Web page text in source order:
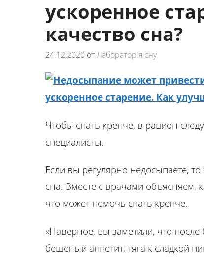
ускоренное
качество сна?
24.12.2020 отЛабораторія сну
Чтобы спать крепче, в рацион
специалисты.
Если вы регулярно недосыпаете,
сна. Вместе с врачами объясняем,
что может помочь спать крепче.
«Наверное, вы заметили, что
бешеный аппетит, тяга к сладкой